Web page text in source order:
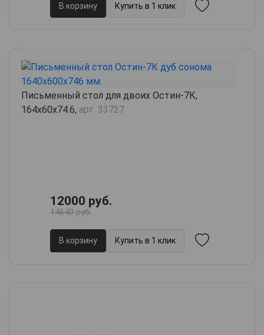
В корзину Купить в 1 клик
Письменный стол для двоих Остин-7К,
164х60х74.6, арт. 33727
12000 руб.
14640 руб.
В корзину Купить в 1 клик